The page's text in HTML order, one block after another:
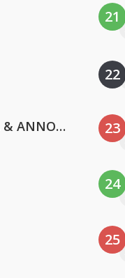
Lustrum U.V.S.V/N.V.V.S.U. & ANNO ONS & Jopke van Dobbenburgh & Roeland Beelen
21
22
23
24
25